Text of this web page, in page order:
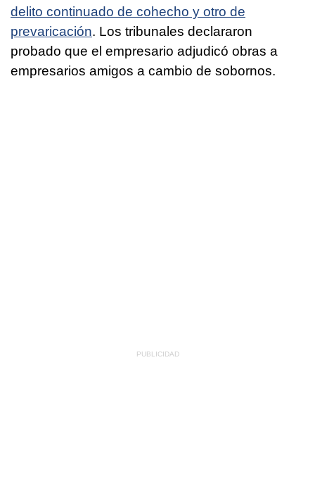
delito continuado de cohecho y otro de
prevaricación. Los tribunales declararon
probado que el empresario adjudicó obras a
empresarios amigos a cambio de sobornos.